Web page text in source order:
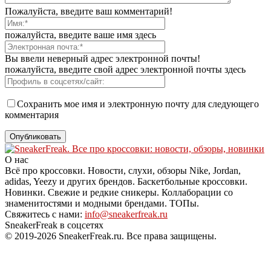
Пожалуйста, введите ваш комментарий!
пожалуйста, введите ваше имя здесь
Вы ввели неверный адрес электронной почты!
пожалуйста, введите свой адрес электронной почты здесь
Сохранить мое имя и электронную почту для следующего
комментария
О нас
Всё про кроссовки. Новости, слухи, обзоры Nike, Jordan,
adidas, Yeezy и других брендов. Баскетбольные кроссовки.
Новинки. Свежие и редкие сникеры. Коллаборации со
знаменитостями и модными брендами. ТОПы.
Свяжитесь с нами: info@sneakerfreak.ru
SneakerFreak в соцсетях
© 2019-2026 SneakerFreak.ru. Все права защищены.